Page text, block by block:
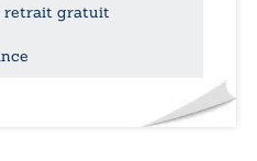
retrait gratuit